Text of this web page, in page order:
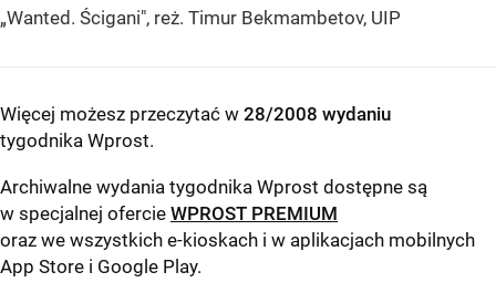
„Wanted. Ścigani", reż. Timur Bekmambetov, UIP
Więcej możesz przeczytać w 28/2008 wydaniu
tygodnika Wprost.
Archiwalne wydania tygodnika Wprost dostępne są
w specjalnej ofercie WPROST PREMIUM
oraz we wszystkich e-kioskach i w aplikacjach mobilnych
App Store i Google Play.